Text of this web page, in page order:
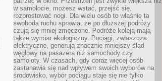
w samolocie, możesz wstać, przejść się,
rozprostować nogi. Dla wielu osób to właśnie ta
swoboda ruchu sprawia, że po dłuższej podróży
czują się mniej zmęczone. Podróże koleją mają
także wymiar ekologiczny. Pociągi, zwłaszcza
elektryczne, generują znacznie mniejszy ślad
węglowy na pasażera niż samochody czy
samoloty. W czasach, gdy coraz więcej osób
zastanawia się nad wpływem swoich wyborów na
środowisko, wybór pociągu staje się nie tylko